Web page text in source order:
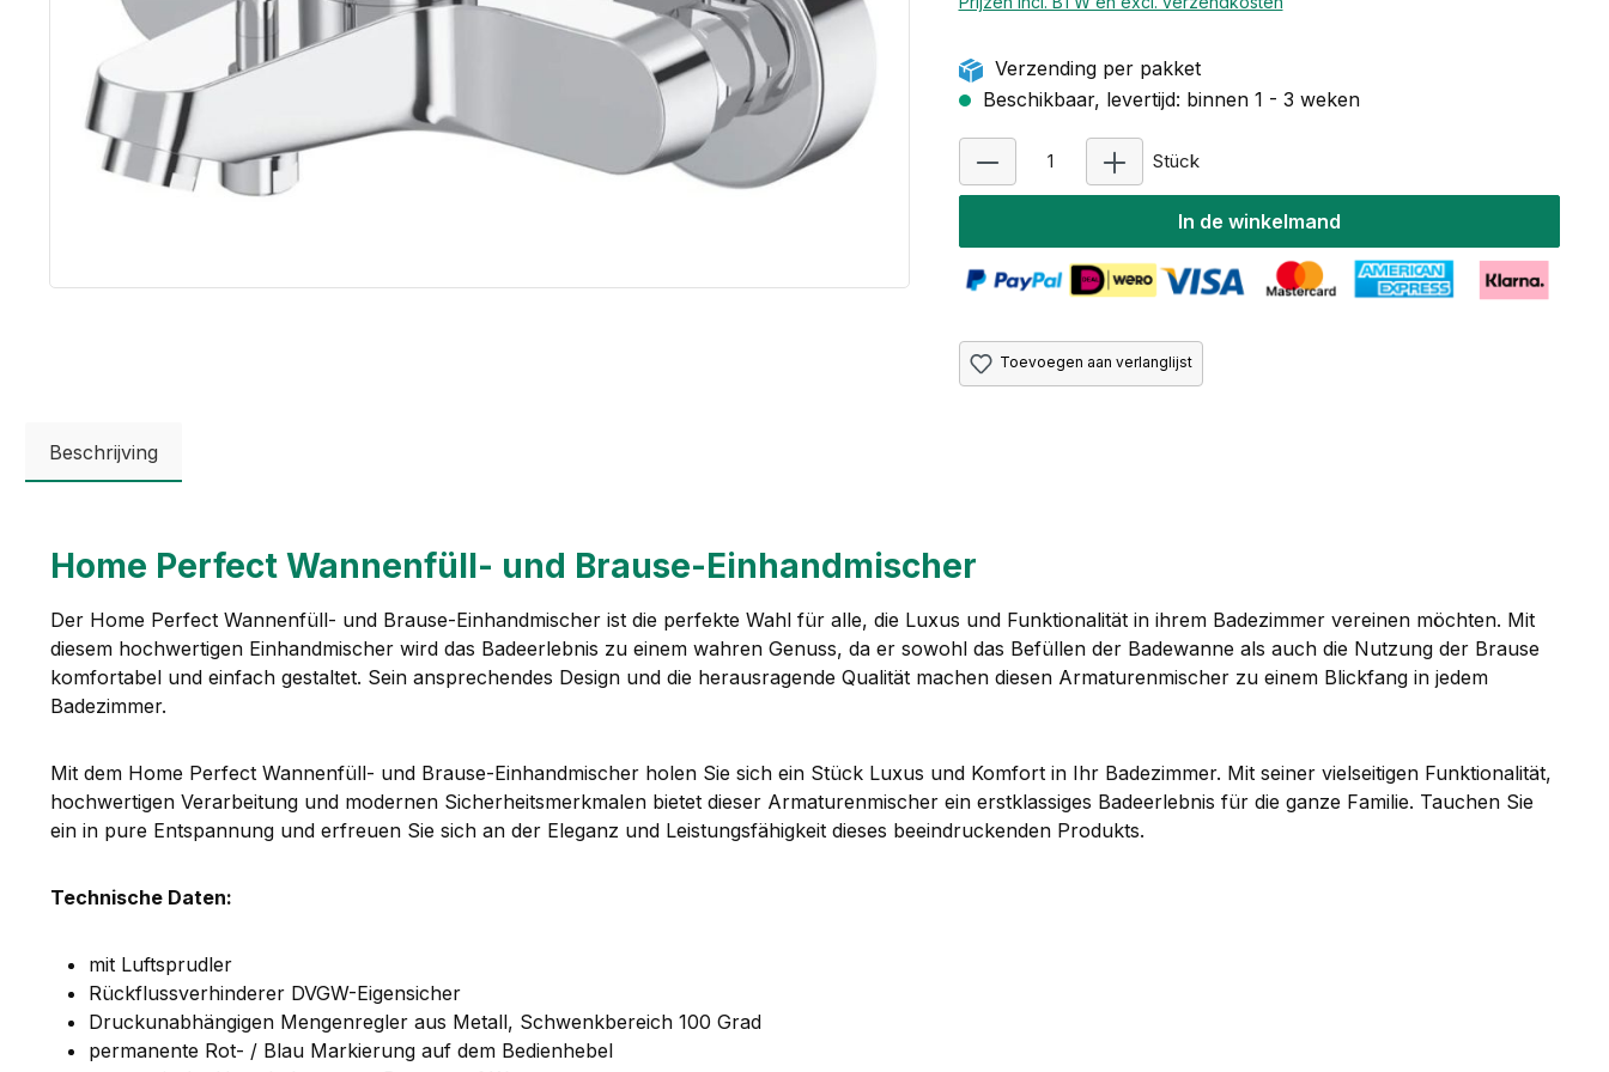
Verzending per pakket
Beschikbaar, levertijd: binnen 1 - 3 weken
Stück
In de winkelmand
Toevoegen aan verlanglijst
Beschrijving
Home Perfect Wannenfüll- und Brause-Einhandmischer
Der Home Perfect Wannenfüll- und Brause-Einhandmischer ist die perfekte Wahl für alle, die Luxus und Funktionalität in ihrem Badezimmer vereinen möchten. Mit
diesem hochwertigen Einhandmischer wird das Badeerlebnis zu einem wahren Genuss, da er sowohl das Befüllen der Badewanne als auch die Nutzung der Brause
komfortabel und einfach gestaltet. Sein ansprechendes Design und die herausragende Qualität machen diesen Armaturenmischer zu einem Blickfang in jedem
Badezimmer.
Mit dem Home Perfect Wannenfüll- und Brause-Einhandmischer holen Sie sich ein Stück Luxus und Komfort in Ihr Badezimmer. Mit seiner vielseitigen Funktionalität,
hochwertigen Verarbeitung und modernen Sicherheitsmerkmalen bietet dieser Armaturenmischer ein erstklassiges Badeerlebnis für die ganze Familie. Tauchen Sie
ein in pure Entspannung und erfreuen Sie sich an der Eleganz und Leistungsfähigkeit dieses beeindruckenden Produkts.
Technische Daten:
mit Luftsprudler
Rückflussverhinderer DVGW-Eigensicher
Druckunabhängigen Mengenregler aus Metall, Schwenkbereich 100 Grad
permanente Rot- / Blau Markierung auf dem Bedienhebel